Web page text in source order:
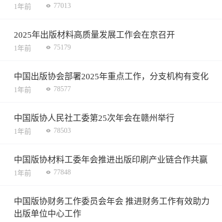
1年前 77013
2025年出版材料高质量发展工作会在京召开
1年前 75179
中国出版协会部署2025年重点工作，分支机构有变化
1年前 78577
中国版协人民社工委第25次年会在赣州举行
1年前 78503
中国版协材料工委年会推进出版印刷产业链合作共赢
1年前 77848
中国版协财务工作委员会年会 推进财务工作有效助力
出版单位中心工作